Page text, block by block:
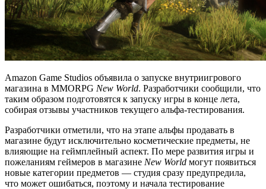
Amazon Game Studios объявила о запуске внутриигрового
магазина в MMORPG New World. Разработчики сообщили, что
таким образом подготовятся к запуску игры в конце лета,
собирая отзывы участников текущего альфа-тестирования.
Разработчики отметили, что на этапе альфы продавать в
магазине будут исключительно косметические предметы, не
влияющие на геймплейный аспект. По мере развития игры и
пожеланиям геймеров в магазине New World могут появиться
новые категории предметов — студия сразу предупредила,
что может ошибаться, поэтому и начала тестирование